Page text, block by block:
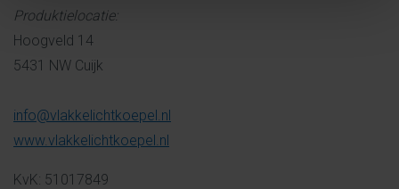
Produktielocatie:
Hoogveld 14
5431 NW Cuijk
info@vlakkelichtkoepel.nl
www.vlakkelichtkoepel.nl
KvK: 51017849